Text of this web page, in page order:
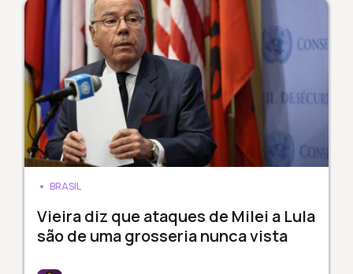
BRASIL
Vieira diz que ataques de Milei a Lula
são de uma grosseria nunca vista